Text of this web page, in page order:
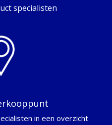
specialisten
in een overzicht